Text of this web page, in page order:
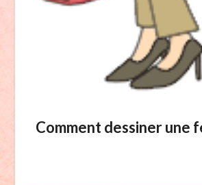
Comment dessiner une